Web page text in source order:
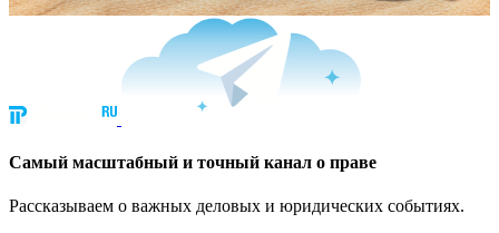
Cамый масштабный и точный канал о праве
Рассказываем о важных деловых и юридических событиях.